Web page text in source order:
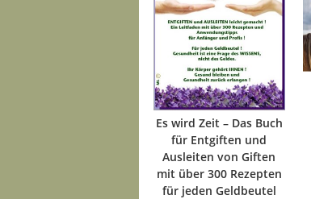
Es wird Zeit – Das Buch
für Entgiften und
Ausleiten von Giften
mit über 300 Rezepten
für jeden Geldbeutel